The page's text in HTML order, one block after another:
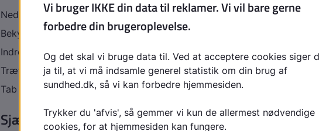
Nedtrykthed
Bekymring
Indre uro
Træthed
Tab af energi
Sjældne årsager